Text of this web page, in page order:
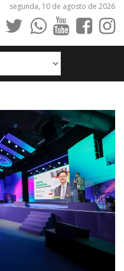
segunda, 10 de agosto de 2026
LEGAIS